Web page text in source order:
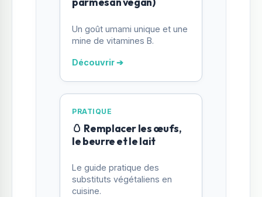
Un goût umami unique et une
mine de vitamines B.
Découvrir ➔
PRATIQUE
🥚 Remplacer les œufs,
le beurre et le lait
Le guide pratique des
substituts végétaliens en
cuisine.